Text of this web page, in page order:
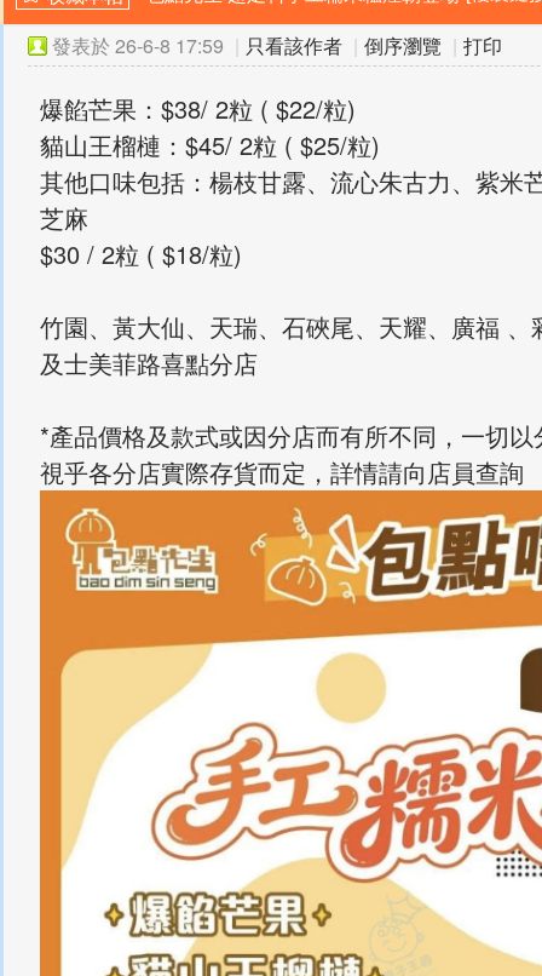
發表於 26-6-8 17:59 | 只看該作者 | 倒序瀏覽 | 打印
爆餡芒果：$38/ 2粒 ( $22/粒)
貓山王榴槤：$45/ 2粒 ( $25/粒)
其他口味包括：楊枝甘露、流心朱古力、紫米
芝麻
$30 / 2粒 ( $18/粒)
竹園、黃大仙、天瑞、石硤尾、天耀、廣福
及士美菲路喜點分店
*產品價格及款式或因分店而有所不同，一切
視乎各分店實際存貨而定，詳情請向店員查詢